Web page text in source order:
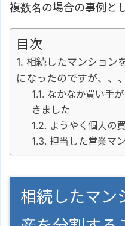
複数名の場合の事例と
目次
相続したマンション
になったのですが、、、
なかなか買い手
きました
ようやく個人の
担当した営業マ
相続したマン